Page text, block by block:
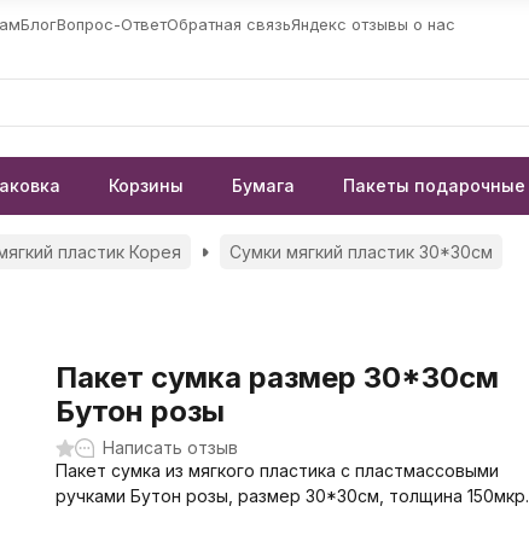
БлогВопрос-ОтветОбратная связьЯндекс отзывы о нас
Корзины Бумага Пакеты подарочные
пластик Корея
Сумки мягкий пластик 30*30см
Пакет сумка размер 30*30см
Бутон розы
Написать отзыв
Пакет сумка из мягкого пластика с пластмассовыми
ручками Бутон розы, размер 30*30см, толщина 150мкр.